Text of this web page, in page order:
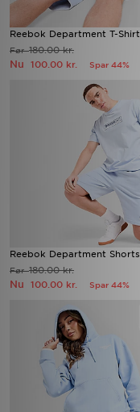
Reebok Department T-Shirt
Før180.00 kr.
Nu 100.00 kr. Spar 44%
Reebok Department Shorts
Før180.00 kr.
Nu 100.00 kr. Spar 44%